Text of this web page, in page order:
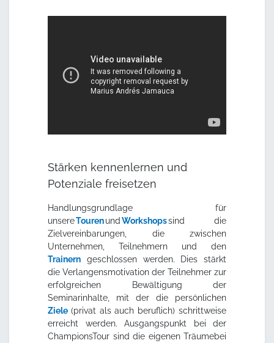
Stärken kennenlernen und
Potenziale freisetzen
Handlungsgrundlage für
unsereTourenund Workshopssind die
Zielvereinbarungen, die zwischen
Unternehmen, Teilnehmern und den
Trainern geschlossen werden. Dies stärkt
die Verlangensmotivation der Teilnehmer zur
erfolgreichen Bewältigung der
Seminarinhalte, mit der die persönlichen
Ziele (privat als auch beruflich) schrittweise
erreicht werden. Ausgangspunkt bei der
ChampionsTour sind die eigenen Träumebei